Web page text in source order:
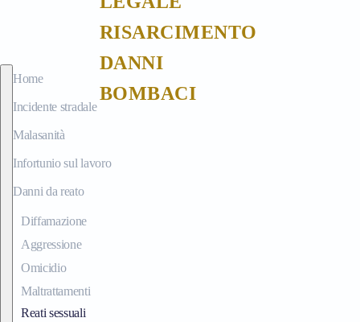
Home
Incidente stradale
Malasanità
Infortunio sul lavoro
Danni da reato
Diffamazione
Aggressione
Omicidio
Maltrattamenti
Reati sessuali